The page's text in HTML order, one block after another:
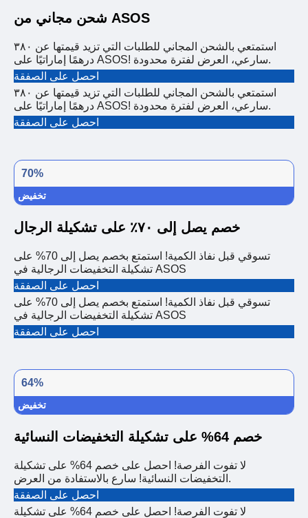
شحن مجاني من ASOS
استمتعي بالشحن المجاني للطلبات التي تزيد قيمتها عن ٣٨٠
درهمًا إماراتيًا على ASOS! سارعي، العرض لفترة محدودة.
احصل على الصفقة
استمتعي بالشحن المجاني للطلبات التي تزيد قيمتها عن ٣٨٠
درهمًا إماراتيًا على ASOS! سارعي، العرض لفترة محدودة.
احصل على الصفقة
70%
تخفيض
خصم يصل إلى ٧٠٪ على تشكيلة الرجال
تسوقي قبل نفاذ الكمية! استمتع بخصم يصل إلى 70% على
تشكيلة التخفيضات الرجالية في ASOS
احصل على الصفقة
تسوقي قبل نفاذ الكمية! استمتع بخصم يصل إلى 70% على
تشكيلة التخفيضات الرجالية في ASOS
احصل على الصفقة
64%
تخفيض
خصم 64% على تشكيلة التخفيضات النسائية
لا تفوت الفرصة! احصل على خصم 64% على تشكيلة
التخفيضات النسائية! سارع بالاستفادة من العرض.
احصل على الصفقة
لا تفوت الفرصة! احصل على خصم 64% على تشكيلة